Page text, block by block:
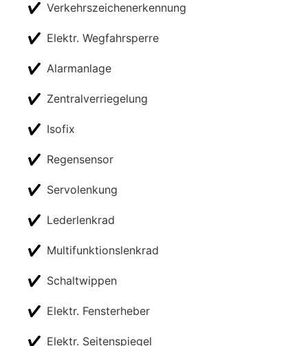
✔ Verkehrszeichenerkennung
✔ Elektr. Wegfahrsperre
✔ Alarmanlage
✔ Zentralverriegelung
✔ Isofix
✔ Regensensor
✔ Servolenkung
✔ Lederlenkrad
✔ Multifunktionslenkrad
✔ Schaltwippen
✔ Elektr. Fensterheber
✔ Elektr. Seitenspiegel